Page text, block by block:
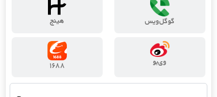
گوگل‌ویس هینج
وی‌بو ۱۶۸۸